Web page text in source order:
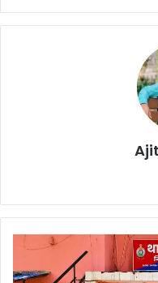
आघात"